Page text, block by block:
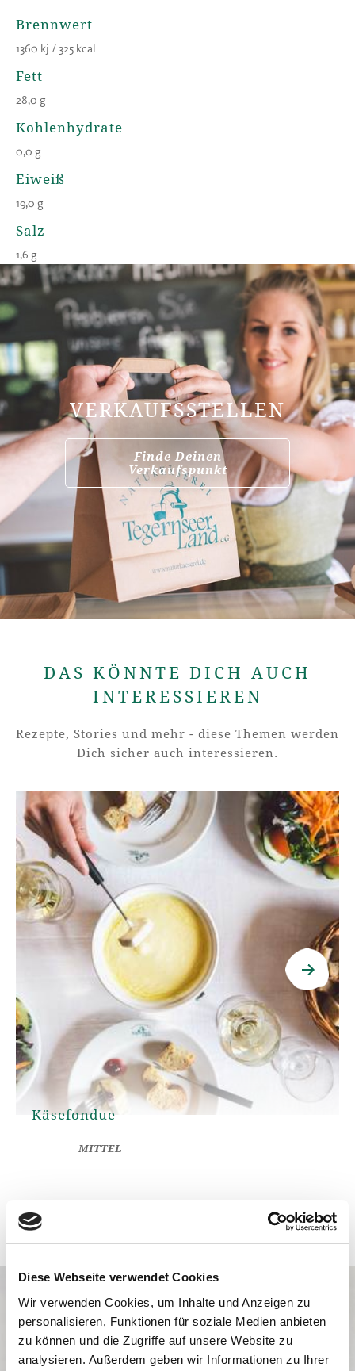
Diese Webseite verwendet Cookies
Wir verwenden Cookies, um Inhalte und Anzeigen zu
personalisieren, Funktionen für soziale Medien anbieten
zu können und die Zugriffe auf unsere Website zu
analysieren. Außerdem geben wir Informationen zu Ihrer
Brennwert
1360 kj / 325 kcal
Fett
28,0 g
Kohlenhydrate
0,0 g
Eiweiß
19,0 g
Salz
1,6 g
VERKAUFSSTELLEN
Finde Deinen
Verkaufspunkt
DAS KÖNNTE DICH AUCH
INTERESSIEREN
Rezepte, Stories und mehr - diese Themen werden
Dich sicher auch interessieren.
Käsefondue
MITTEL
Pikant-scharfer Wildschütz